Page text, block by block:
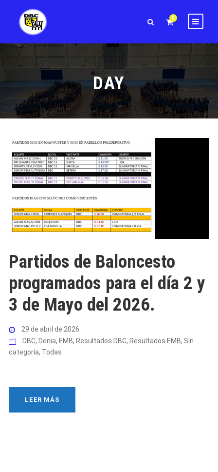
0
DAY
Partidos de Baloncesto
programados para el día 2 y
3 de Mayo del 2026.
29 de abril de 2026
DBC, Denia, EMB, Resultados DBC, Resultados EMB, Sin
categoría, Todas
LEER MÁS